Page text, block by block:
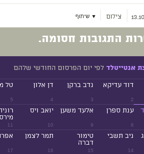
צילום ▼ שיתוף
התגובות חסומה.
אנטייטלד לפי יום הפרסום החודשי שלהם
2
דוד עדיקא
3
נדב ברקן
4
דן אלון
5
טל
8
ענת ספרן
9
אלעד משען
10
יואב ויס
11
14
ניב תשבי
15
טימור
דברה
16
תמר לצמן
17